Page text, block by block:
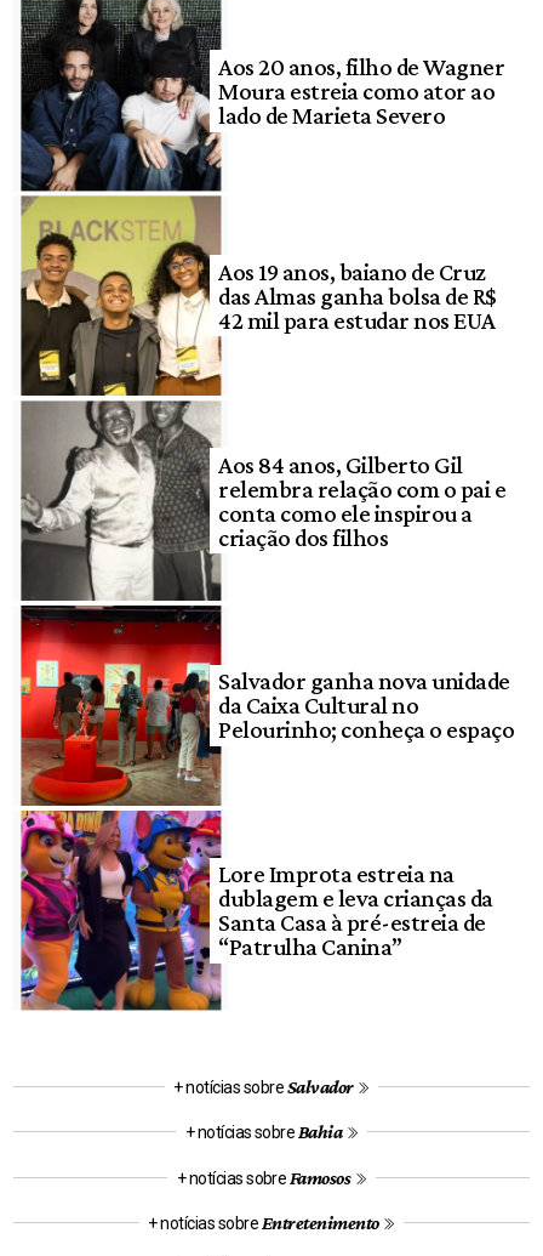
Aos 20 anos, filho de Wagner
Moura estreia como ator ao
lado de Marieta Severo
Aos 19 anos, baiano de Cruz
das Almas ganha bolsa de R$
42 mil para estudar nos EUA
Aos 84 anos, Gilberto Gil
relembra relação com o pai e
conta como ele inspirou a
criação dos filhos
Salvador ganha nova unidade
da Caixa Cultural no
Pelourinho; conheça o espaço
Lore Improta estreia na
dublagem e leva crianças da
Santa Casa à pré-estreia de
“Patrulha Canina”
+ notícias sobreSalvador
+ notícias sobre Bahia
+ notícias sobre Famosos
+ notícias sobre Entretenimento